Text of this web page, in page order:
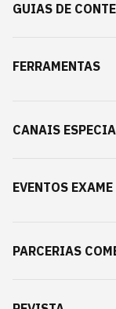
GUIAS DE
FERRAMENTAS
CANAIS
EVENTOS EXAME
PARCERIAS